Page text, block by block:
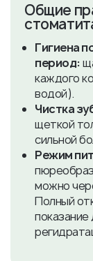
Общие
Гигиена
период:
каждого
водой).
Чистка
щеткой
сильной
Режим
можно
Полный
показание